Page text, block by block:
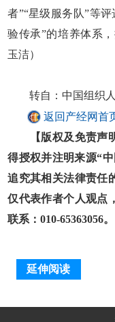
者”“星级服务队”等
验传承”的培养体系
玉洁）
转自：中国组织人
返回产经网首
【版权及免责声明
得授权并注明来源“
追究其相关法律责任
仅代表作者个人观点
联系：010-65363056。
延伸阅读